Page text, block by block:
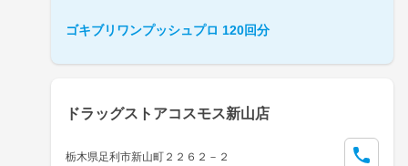
ゴキブリワンプッシュプロ 120回分
ドラッグストアコスモス新山店
栃木県足利市新山町２２６２－２